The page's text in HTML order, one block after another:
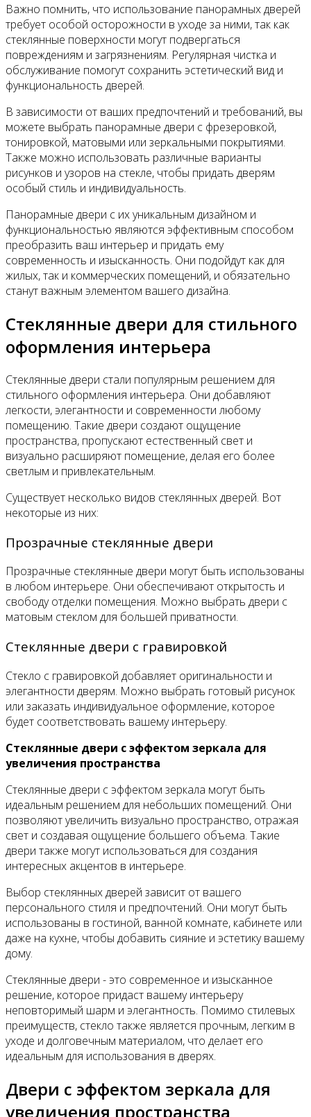
Важно помнить, что использование панорамных дверей
требует особой осторожности в уходе за ними, так как
стеклянные поверхности могут подвергаться
повреждениям и загрязнениям. Регулярная чистка и
обслуживание помогут сохранить эстетический вид и
функциональность дверей.
В зависимости от ваших предпочтений и требований, вы
можете выбрать панорамные двери с фрезеровкой,
тонировкой, матовыми или зеркальными покрытиями.
Также можно использовать различные варианты
рисунков и узоров на стекле, чтобы придать дверям
особый стиль и индивидуальность.
Панорамные двери с их уникальным дизайном и
функциональностью являются эффективным способом
преобразить ваш интерьер и придать ему
современность и изысканность. Они подойдут как для
жилых, так и коммерческих помещений, и обязательно
станут важным элементом вашего дизайна.
Стеклянные двери для стильного
оформления интерьера
Стеклянные двери стали популярным решением для
стильного оформления интерьера. Они добавляют
легкости, элегантности и современности любому
помещению. Такие двери создают ощущение
пространства, пропускают естественный свет и
визуально расширяют помещение, делая его более
светлым и привлекательным.
Существует несколько видов стеклянных дверей. Вот
некоторые из них:
Прозрачные стеклянные двери
Прозрачные стеклянные двери могут быть использованы
в любом интерьере. Они обеспечивают открытость и
свободу отделки помещения. Можно выбрать двери с
матовым стеклом для большей приватности.
Стеклянные двери с гравировкой
Стекло с гравировкой добавляет оригинальности и
элегантности дверям. Можно выбрать готовый рисунок
или заказать индивидуальное оформление, которое
будет соответствовать вашему интерьеру.
Стеклянные двери с эффектом зеркала для
увеличения пространства
Стеклянные двери с эффектом зеркала могут быть
идеальным решением для небольших помещений. Они
позволяют увеличить визуально пространство, отражая
свет и создавая ощущение большего объема. Такие
двери также могут использоваться для создания
интересных акцентов в интерьере.
Выбор стеклянных дверей зависит от вашего
персонального стиля и предпочтений. Они могут быть
использованы в гостиной, ванной комнате, кабинете или
даже на кухне, чтобы добавить сияние и эстетику вашему
дому.
Стеклянные двери - это современное и изысканное
решение, которое придаст вашему интерьеру
неповторимый шарм и элегантность. Помимо стилевых
преимуществ, стекло также является прочным, легким в
уходе и долговечным материалом, что делает его
идеальным для использования в дверях.
Двери с эффектом зеркала для
увеличения пространства